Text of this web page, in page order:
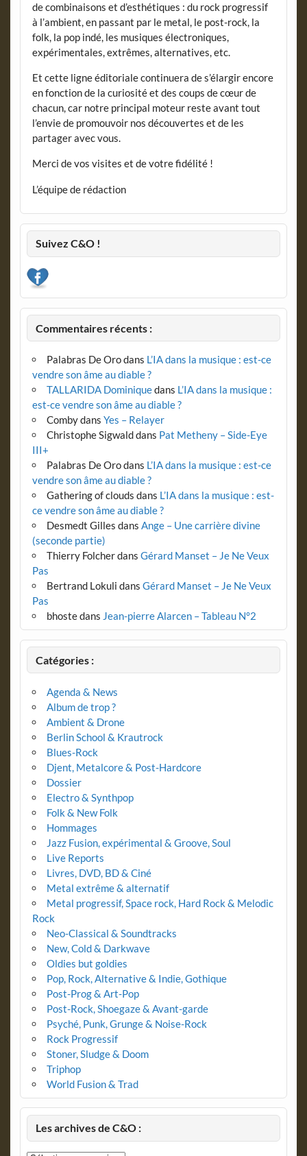
de combinaisons et d’esthétiques : du rock progressif
à l’ambient, en passant par le metal, le post-rock, la
folk, la pop indé, les musiques électroniques,
expérimentales, extrêmes, alternatives, etc.
Et cette ligne éditoriale continuera de s’élargir encore
en fonction de la curiosité et des coups de cœur de
chacun, car notre principal moteur reste avant tout
l’envie de promouvoir nos découvertes et de les
partager avec vous.
Merci de vos visites et de votre fidélité !
L’équipe de rédaction
Suivez C&O !
Commentaires récents :
Palabras De Orodans L’IA dans la musique : est-ce
vendre son âme au diable ?
TALLARIDA Dominiquedans L’IA dans la musique :
est-ce vendre son âme au diable ?
Combydans Yes – Relayer
Christophe Sigwalddans Pat Metheny – Side-Eye
III+
Palabras De Orodans L’IA dans la musique : est-ce
vendre son âme au diable ?
Gathering of clouds dans L’IA dans la musique : est-
ce vendre son âme au diable ?
Desmedt Gilles dans Ange – Une carrière divine
(seconde partie)
Thierry Folcherdans Gérard Manset – Je Ne Veux
Pas
Bertrand Lokuli dans Gérard Manset – Je Ne Veux
Pas
bhostedans Jean-pierre Alarcen – Tableau N°2
Catégories :
Agenda & News
Album de trop ?
Ambient & Drone
Berlin School & Krautrock
Blues-Rock
Djent, Metalcore & Post-Hardcore
Dossier
Electro & Synthpop
Folk & New Folk
Hommages
Jazz Fusion, expérimental & Groove, Soul
Live Reports
Livres, DVD, BD & Ciné
Metal extrême & alternatif
Metal progressif, Space rock, Hard Rock & Melodic
Rock
Neo-Classical & Soundtracks
New, Cold & Darkwave
Oldies but goldies
Pop, Rock, Alternative & Indie, Gothique
Post-Prog & Art-Pop
Post-Rock, Shoegaze & Avant-garde
Psyché, Punk, Grunge & Noise-Rock
Rock Progressif
Stoner, Sludge & Doom
Triphop
World Fusion & Trad
Les archives de C&O :